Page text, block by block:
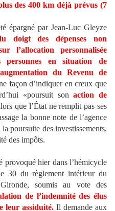
des 400 km déjà prévus (7
épargné par Jean-Luc Gleyze
doigt des dépenses non
l’allocation personnalisée
personnes en situation de
du Revenu de
façon d’indiquer en creux que
«poursuit son action de
que l’État ne remplit pas ses
la bonne note de l’agence
poursuite des investissements,
des impôts.
provoqué hier dans l’hémicycle
30 du règlement intérieur du
soumis au vote des
de l’indemnité des élus
leur assiduité. Il demande aux